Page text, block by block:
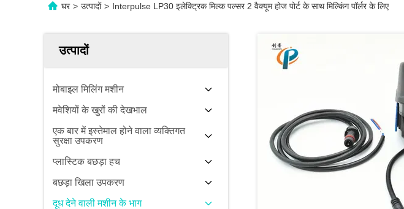
घर > उत्पादों > Interpulse LP30 इलेक्ट्रिक मिल्क पल्सर 2 वैक्यूम होज पोर्ट के साथ मिल्किंग पॉर्लर के लिए
उत्पादों
मोबाइल मिलिंग मशीन
मवेशियों के खुरों की देखभाल
एक बार में इस्तेमाल होने वाला व्यक्तिगत
सुरक्षा उपकरण
प्लास्टिक बछड़ा हच
बछड़ा खिला उपकरण
दूध देने वाली मशीन के भाग